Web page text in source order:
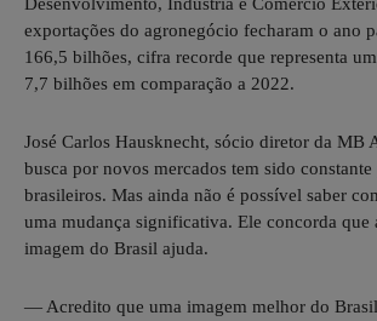
exportações do agronegócio fecharam o ano
166,5 bilhões, cifra recorde que representa
7,7 bilhões em comparação a 2022.
José Carlos Hausknecht, sócio diretor da MB
busca por novos mercados tem sido
brasileiros. Mas ainda não é possível saber
uma mudança significativa. Ele concorda que
imagem do Brasil ajuda.
— Acredito que uma imagem melhor do